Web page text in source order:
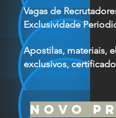
Vagas de
Exclusividade
Apostilas, materiais,
exclusivos,
novo